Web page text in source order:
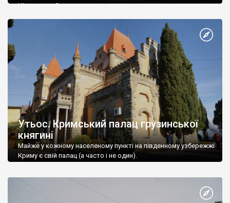
Ніжин греки?
Утьос. Кримський палац грузинської
княгині
Майже у кожному населеному пункті на південному узбережжі
Криму є свій палац (а часто і не один).